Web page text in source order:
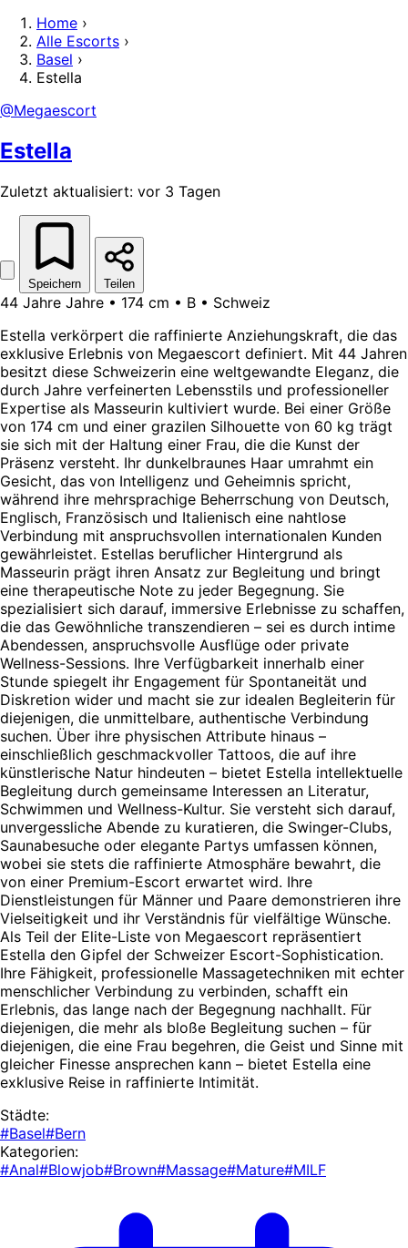
Home ›
Alle Escorts ›
Basel ›
Estella
@Megaescort
Estella
Zuletzt aktualisiert: vor 3 Tagen
Speichern Teilen
44 Jahre Jahre • 174 cm • B • Schweiz
Estella verkörpert die raffinierte Anziehungskraft, die das
exklusive Erlebnis von Megaescort definiert. Mit 44 Jahren
besitzt diese Schweizerin eine weltgewandte Eleganz, die
durch Jahre verfeinerten Lebensstils und professioneller
Expertise als Masseurin kultiviert wurde. Bei einer Größe
von 174 cm und einer grazilen Silhouette von 60 kg trägt
sie sich mit der Haltung einer Frau, die die Kunst der
Präsenz versteht. Ihr dunkelbraunes Haar umrahmt ein
Gesicht, das von Intelligenz und Geheimnis spricht,
während ihre mehrsprachige Beherrschung von Deutsch,
Englisch, Französisch und Italienisch eine nahtlose
Verbindung mit anspruchsvollen internationalen Kunden
gewährleistet. Estellas beruflicher Hintergrund als
Masseurin prägt ihren Ansatz zur Begleitung und bringt
eine therapeutische Note zu jeder Begegnung. Sie
spezialisiert sich darauf, immersive Erlebnisse zu schaffen,
die das Gewöhnliche transzendieren – sei es durch intime
Abendessen, anspruchsvolle Ausflüge oder private
Wellness-Sessions. Ihre Verfügbarkeit innerhalb einer
Stunde spiegelt ihr Engagement für Spontaneität und
Diskretion wider und macht sie zur idealen Begleiterin für
diejenigen, die unmittelbare, authentische Verbindung
suchen. Über ihre physischen Attribute hinaus –
einschließlich geschmackvoller Tattoos, die auf ihre
künstlerische Natur hindeuten – bietet Estella intellektuelle
Begleitung durch gemeinsame Interessen an Literatur,
Schwimmen und Wellness-Kultur. Sie versteht sich darauf,
unvergessliche Abende zu kuratieren, die Swinger-Clubs,
Saunabesuche oder elegante Partys umfassen können,
wobei sie stets die raffinierte Atmosphäre bewahrt, die
von einer Premium-Escort erwartet wird. Ihre
Dienstleistungen für Männer und Paare demonstrieren ihre
Vielseitigkeit und ihr Verständnis für vielfältige Wünsche.
Als Teil der Elite-Liste von Megaescort repräsentiert
Estella den Gipfel der Schweizer Escort-Sophistication.
Ihre Fähigkeit, professionelle Massagetechniken mit echter
menschlicher Verbindung zu verbinden, schafft ein
Erlebnis, das lange nach der Begegnung nachhallt. Für
diejenigen, die mehr als bloße Begleitung suchen – für
diejenigen, die eine Frau begehren, die Geist und Sinne mit
gleicher Finesse ansprechen kann – bietet Estella eine
exklusive Reise in raffinierte Intimität.
Städte:
#Basel#Bern
Kategorien:
#Anal#Blowjob#Brown#Massage#Mature#MILF